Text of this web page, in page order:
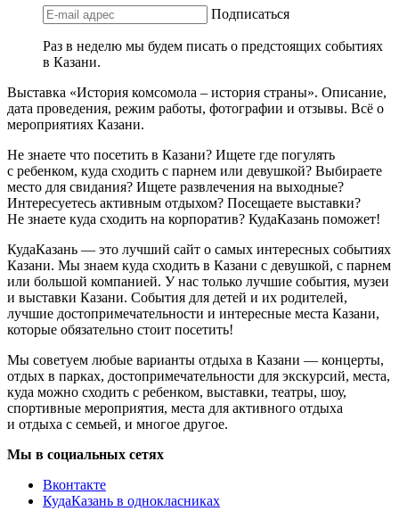
Подписаться
Раз в неделю мы будем писать о предстоящих событиях
в Казани.
Выставка «История комсомола – история страны». Описание,
дата проведения, режим работы, фотографии и отзывы. Всё о
мероприятиях Казани.
Не знаете что посетить в Казани? Ищете где погулять
с ребенком, куда сходить с парнем или девушкой? Выбираете
место для свидания? Ищете развлечения на выходные?
Интересуетесь активным отдыхом? Посещаете выставки?
Не знаете куда сходить на корпоратив? КудаКазань поможет!
КудаКазань — это лучший сайт о самых интересных событиях
Казани. Мы знаем куда сходить в Казани с девушкой, с парнем
или большой компанией. У нас только лучшие события, музеи
и выставки Казани. События для детей и их родителей,
лучшие достопримечательности и интересные места Казани,
которые обязательно стоит посетить!
Мы советуем любые варианты отдыха в Казани — концерты,
отдых в парках, достопримечательности для экскурсий, места,
куда можно сходить с ребенком, выставки, театры, шоу,
спортивные мероприятия, места для активного отдыха
и отдыха с семьей, и многое другое.
Мы в социальных сетях
Вконтакте
КудаКазань в однокласниках